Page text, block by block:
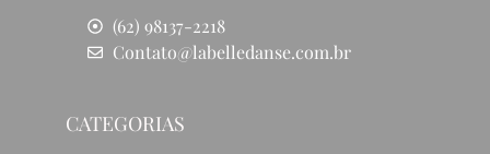
(62) 98137-2218
Contato@labelledanse.com.br
CATEGORIAS